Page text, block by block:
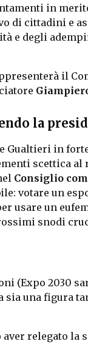
in
di cittadini e
e degli
il
la
Gualtieri in
scettica al
Consiglio
votare un
usare un
snodi
(Expo 2030
una figura
relegato la